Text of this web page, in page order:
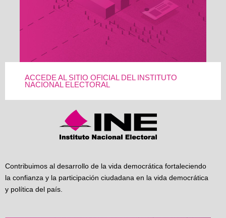
ACCEDE AL SITIO OFICIAL DEL INSTITUTO
NACIONAL ELECTORAL
Contribuimos al desarrollo de la vida democrática fortaleciendo
la confianza y la participación ciudadana en la vida democrática
y política del país.